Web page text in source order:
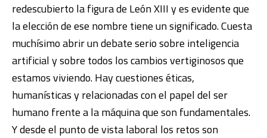
redescubierto la figura de León XIII y es evidente que
la elección de ese nombre tiene un significado. Cuesta
muchísimo abrir un debate serio sobre inteligencia
artificial y sobre todos los cambios vertiginosos que
estamos viviendo. Hay cuestiones éticas,
humanísticas y relacionadas con el papel del ser
humano frente a la máquina que son fundamentales.
Y desde el punto de vista laboral los retos son